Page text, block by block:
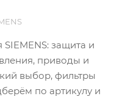
защита и
приводы и
выбор, фильтры
по артикулу и